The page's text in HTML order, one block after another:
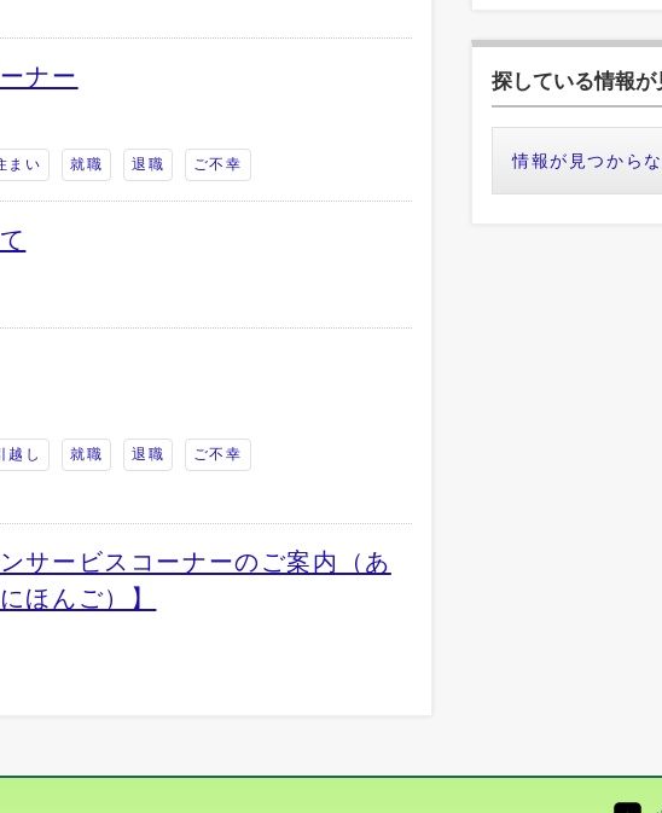
ナー
まい 就職 退職 ご不幸
越し 就職 退職
ご不幸
サービスコーナーのご案内（あ
ほんご）】
探している情報
情報が見つから